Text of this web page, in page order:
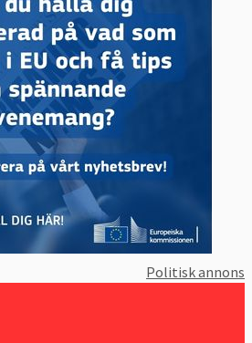
Politisk annons